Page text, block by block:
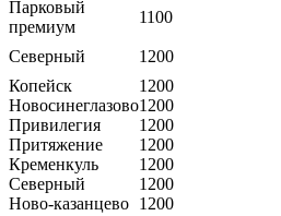
Парковый
премиум
1100
Северный 1200
Копейск
1200
Новосинеглазово1200
Привилегия
1200
Притяжение
1200
Кременкуль
1200
Северный
1200
Ново-казанцево 1200